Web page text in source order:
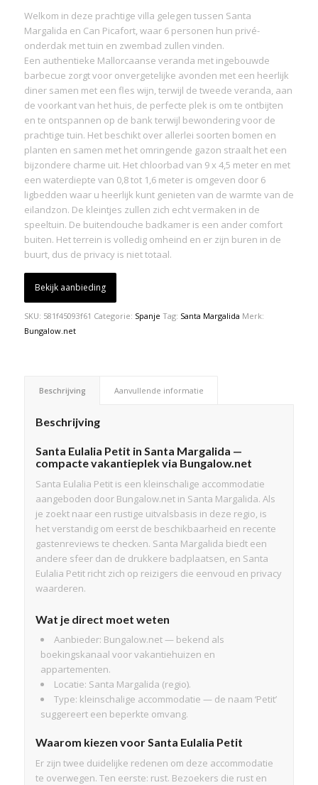
Welkom in deze prachtige villa gelegen tussen Santa
Margalida en Can Picafort, waar 6 personen hun privé-
onderdak met tuin en zwembad zullen vinden.
Een authentieke Mallorcaanse veranda met ingebouwde
barbecue zorgt voor onvergetelijke avonden met een heerlijk
diner samen met een fles wijn, terwijl de tweede veranda, aan
de voorkant van het huis, de perfecte plek is om te ontbijten
en te ontspannen op de bank terwijl bewondering voor de
prachtige tuin. Het beschikt over allerlei soorten bomen en
planten en samen met het omringende gazon straalt het een
bijzondere charme uit. Het chloorbad van 9 x 4,5 meter en met
een waterdiepte van 0,8 tot 1,6 meter is omgeven door 6
ligbedden waar u heerlijk kunt genieten van de warmte van de
eilandzon. De kleintjes zullen zich echt vermaken in de
speeltuin. De buitendouche badkamer is een ander comfort
buiten. Het terrein is volledig omheind en er zijn buren in de
buurt, dus de privacy is niet totaal.
Bekijk aanbieding
SKU: 581f45093f61 Categorie: Spanje Tag: Santa Margalida Merk:
Bungalow.net
Beschrijving Aanvullende informatie
Beschrijving
Santa Eulalia Petit in Santa Margalida —
compacte vakantieplek via Bungalow.net
Santa Eulalia Petit is een kleinschalige accommodatie
aangeboden door Bungalow.net in Santa Margalida. Als
je zoekt naar een rustige uitvalsbasis in deze regio, is
het verstandig om eerst de beschikbaarheid en recente
gastenreviews te checken. Santa Margalida biedt een
andere sfeer dan de drukkere badplaatsen, en Santa
Eulalia Petit richt zich op reizigers die eenvoud en privacy
waarderen.
Wat je direct moet weten
Aanbieder: Bungalow.net — bekend als
boekingskanaal voor vakantiehuizen en
appartementen.
Locatie: Santa Margalida (regio).
Type: kleinschalige accommodatie — de naam ‘Petit’
suggereert een beperkte omvang.
Waarom kiezen voor Santa Eulalia Petit
Er zijn twee duidelijke redenen om deze accommodatie
te overwegen. Ten eerste: rust. Bezoekers die rust en